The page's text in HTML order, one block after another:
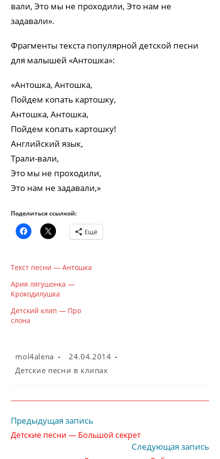
вали, Это мы не проходили, Это нам не
задавали».
Фрагменты текста популярной детской песни
для малышей «Антошка»:
«Антошка, Антошка,
Пойдем копать картошку,
Антошка, Антошка,
Пойдем копать картошку!
Английский язык,
Трали-вали,
Это мы не проходили,
Это нам не задавали,»
Поделиться ссылкой:
Ещё
Текст песни — Антошка
Ария лягушонка —
Крокодилушка
Детский клип — Про
слона
Автор
mol4alena
Запись
24.04.2014
Рубрика
Детские песни в клипах
Читать
статьи
Предыдущая запись
Детские песни — Большой секрет
Следующая запись